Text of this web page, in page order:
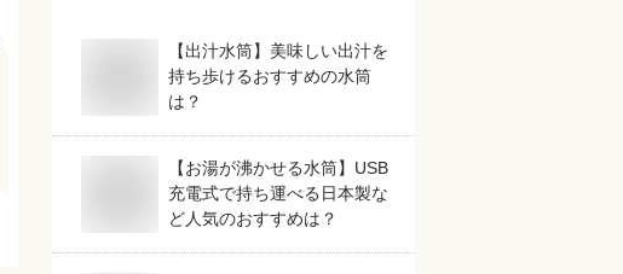
【出汁水筒】美味しい出汁を
持ち歩けるおすすめの水筒
は？
【お湯が沸かせる水筒】USB
充電式で持ち運べる日本製な
ど人気のおすすめは？